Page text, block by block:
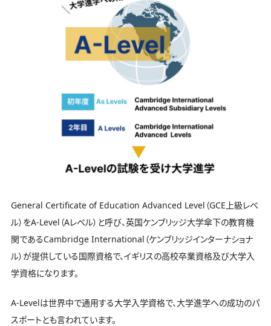
General Certificate of Education Advanced Level（GCE上級レベ
ル）をA-Level（Aレベル）と呼び、英国ケンブリッジ大学傘下の教育機
関であるCambridge International（ケンブリッジインターナショナ
ル）が提供している国際資格で、イギリスの高校卒業資格及び大学入
学資格になります。
A-Levelは世界中で通用する大学入学資格で、大学進学への成功のパ
スポートとも言われています。